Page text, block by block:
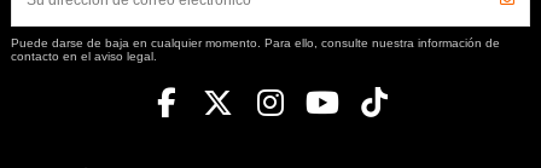
Puede darse de baja en cualquier momento. Para ello, consulte nuestra información de
contacto en el aviso legal.